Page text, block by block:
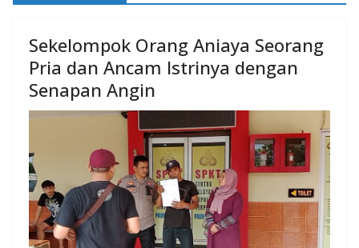
Sekelompok Orang Aniaya Seorang
Pria dan Ancam Istrinya dengan
Senapan Angin